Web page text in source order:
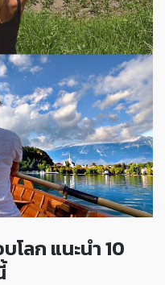
โลก แนะนำ 10